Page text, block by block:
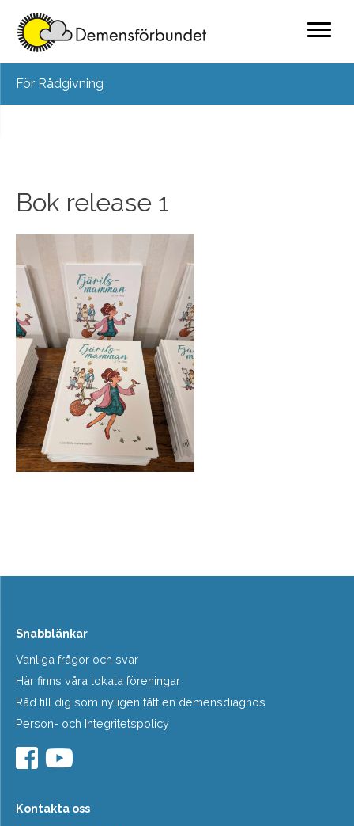
content
För Rådgivning
Bok release 1
Snabblänkar
Vanliga frågor och svar
Här finns våra lokala föreningar
Råd till dig som nyligen fått en demensdiagnos
Person- och Integritetspolicy
Kontakta oss